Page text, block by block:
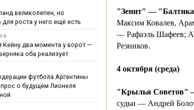
"Зенит" —
Максим Ковалев,
— Рафаэль Шафеев;
Резников.
4 октября (среда)
"Крылья Советов"
судьи — Андрей
великолепен, но
для роста у него ещё есть
Кейну два момента у ворот —
оба реализует
футбола Аргентины
о будущем Лионеля